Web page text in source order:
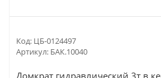
Код: ЦБ-0124497
Артикул: БАК.10040
Домкрат гидравлический 3т в